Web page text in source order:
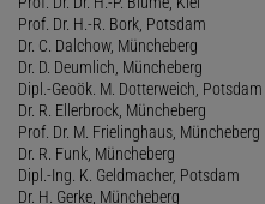
Prof. Dr. H.-R. Bork, Potsdam
Dr. C. Dalchow, Müncheberg
Dr. D. Deumlich, Müncheberg
Dipl.-Geoök. M. Dotterweich, Potsdam
Dr. R. Ellerbrock, Müncheberg
Prof. Dr. M. Frielinghaus, Müncheberg
Dr. R. Funk, Müncheberg
Dipl.-Ing. K. Geldmacher, Potsdam
Dr. H. Gerke, Müncheberg